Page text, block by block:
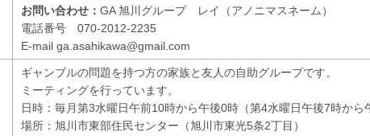
お問い合わせ： GA 旭川グループ レイ（アノニマスネーム）
電話番号 070-2012-2235
E-mail ga.asahikawa@gmail.com
ギャンブルの問題を持つ方の家族と友人の自助グループです。
ミーティングを行っています。
日時：毎月第3水曜日午前10時から午後0時（第4水曜日午後7時から
場所：旭川市東部住民センター（旭川市東光5条2丁目）